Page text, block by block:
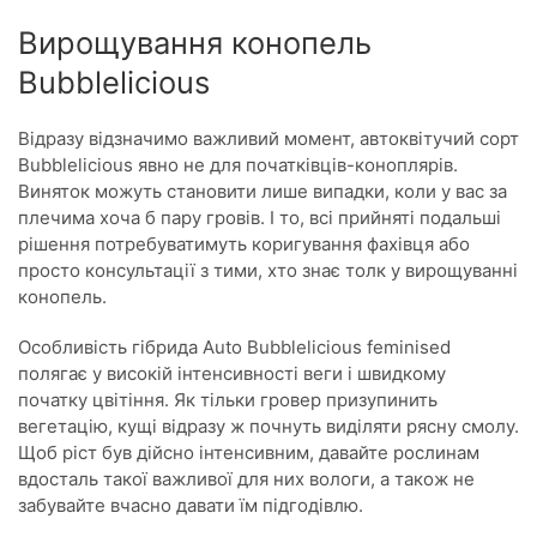
Вирощування конопель
Bubblelicious
Відразу відзначимо важливий момент, автоквітучий сорт
Bubblelicious явно не для початківців-коноплярів.
Виняток можуть становити лише випадки, коли у вас за
плечима хоча б пару гровів. І то, всі прийняті подальші
рішення потребуватимуть коригування фахівця або
просто консультації з тими, хто знає толк у вирощуванні
конопель.
Особливість гібрида Аuto Bubblelicious feminised
полягає у високій інтенсивності веги і швидкому
початку цвітіння. Як тільки гровер призупинить
вегетацію, кущі відразу ж почнуть виділяти рясну смолу.
Щоб ріст був дійсно інтенсивним, давайте рослинам
вдосталь такої важливої для них вологи, а також не
забувайте вчасно давати їм підгодівлю.